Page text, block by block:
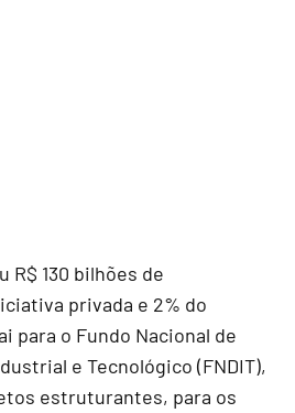
R$ 130 bilhões de
privada e 2% do
para o Fundo Nacional de
e Tecnológico (FNDIT),
estruturantes, para os